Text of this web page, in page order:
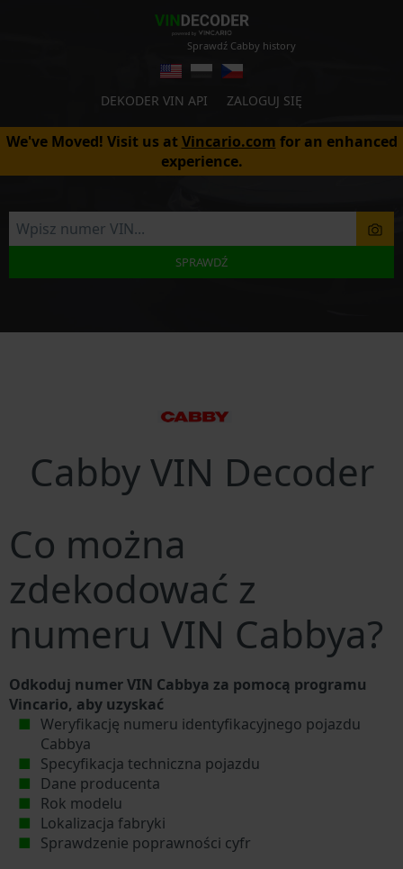
Sprawdź Cabby history
DEKODER VIN API ZALOGUJ SIĘ
We've Moved! Visit us atVincario.com for an enhanced
experience.
SPRAWDŹ
Cabby VIN Decoder
Co można
zdekodować z
numeru VIN Cabbya?
Odkoduj numer VIN Cabbya za pomocą programu
Vincario, aby uzyskać
Weryfikację numeru identyfikacyjnego pojazdu
Cabbya
Specyfikacja techniczna pojazdu
Dane producenta
Rok modelu
Lokalizacja fabryki
Sprawdzenie poprawności cyfr